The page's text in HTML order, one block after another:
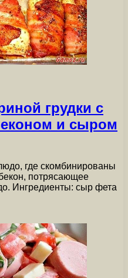
грудки с
и сыром
где скомбинированы
потрясающее
Ингредиенты: сыр фета